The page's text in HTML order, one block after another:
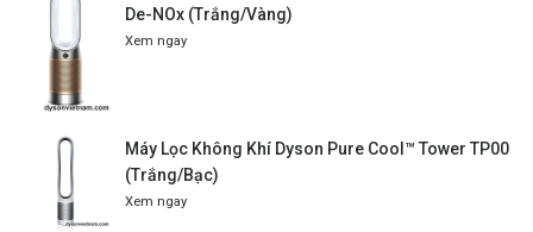
De-NOx (Trắng/Vàng)
Xem ngay
Máy Lọc Không Khí Dyson Pure Cool™ Tower TP00
(Trắng/Bạc)
Xem ngay